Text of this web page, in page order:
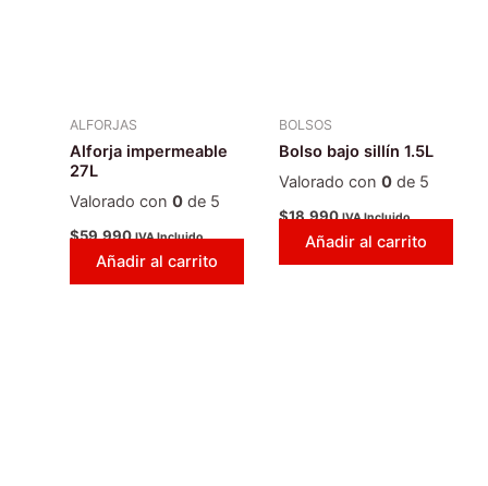
ALFORJAS
Alforja impermeable
27L
Valorado con 0de 5
$59.990 IVA Incluido
Añadir al carrito
BOLSOS
Bolso bajo sillín 1.5L
Valorado con 0de 5
$18.990 IVA Incluido
Añadir al carrito